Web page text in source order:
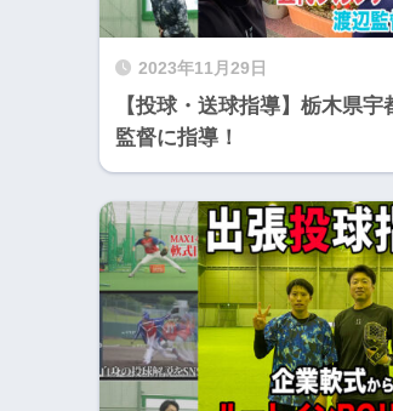
2023年11月29日
【投球・送球指導】栃木県
監督に指導！